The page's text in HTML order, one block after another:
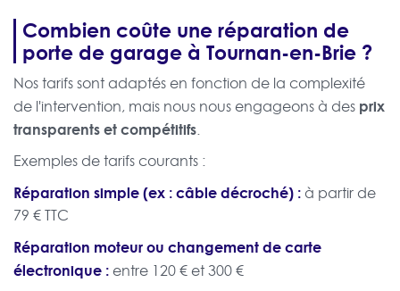
Combien coûte une réparation de
porte de garage à Tournan-en-Brie ?
Nos tarifs sont adaptés en fonction de la complexité
de l'intervention, mais nous nous engageons à des prix
transparents et compétitifs.
Exemples de tarifs courants :
Réparation simple (ex : câble décroché) :à partir de
79 € TTC
Réparation moteur ou changement de carte
électronique : entre 120 € et 300 €